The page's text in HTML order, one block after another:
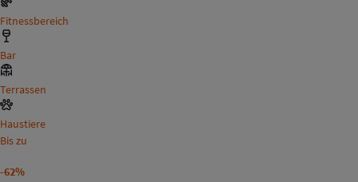
Fitnessbereich
Bar
Terrassen
Haustiere
Bis zu
-62%